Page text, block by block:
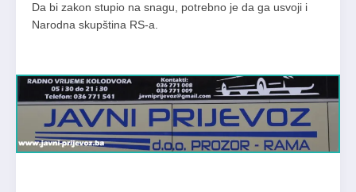
Da bi zakon stupio na snagu, potrebno je da ga usvoji i
Narodna skupština RS-a.